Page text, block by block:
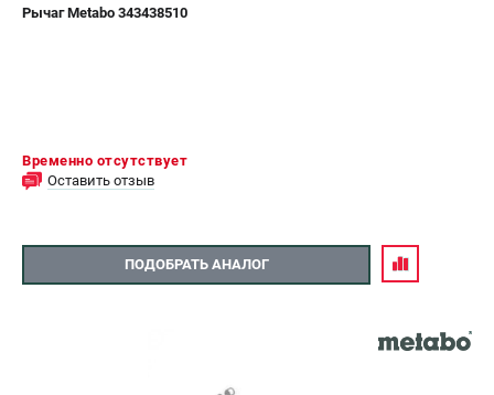
Рычаг Metabo 343438510
Временно отсутствует
Оставить отзыв
ПОДОБРАТЬ АНАЛОГ